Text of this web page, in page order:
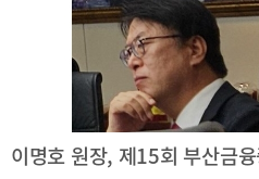
이명호 원장, 제15회 부산금